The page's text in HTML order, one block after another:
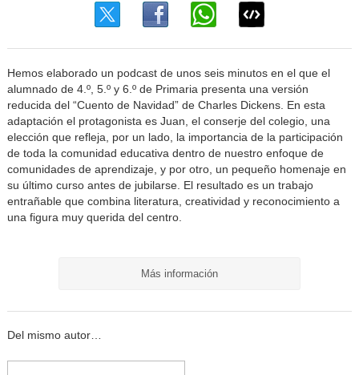
Hemos elaborado un podcast de unos seis minutos en el que el
alumnado de 4.º, 5.º y 6.º de Primaria presenta una versión
reducida del “Cuento de Navidad” de Charles Dickens. En esta
adaptación el protagonista es Juan, el conserje del colegio, una
elección que refleja, por un lado, la importancia de la participación
de toda la comunidad educativa dentro de nuestro enfoque de
comunidades de aprendizaje, y por otro, un pequeño homenaje en
su último curso antes de jubilarse. El resultado es un trabajo
entrañable que combina literatura, creatividad y reconocimiento a
una figura muy querida del centro.
Más información
Del mismo autor…